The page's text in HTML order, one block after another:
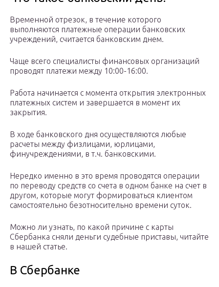
Временной отрезок, в течение которого
выполняются платежные операции банковских
учреждений, считается банковским днем.
Чаще всего специалисты финансовых организаций
проводят платежи между 10:00-16:00.
Работа начинается с момента открытия электронных
платежных систем и завершается в момент их
закрытия.
В ходе банковского дня осуществляются любые
расчеты между физлицами, юрлицами,
финучреждениями, в т.ч. банковскими.
Нередко именно в это время проводятся операции
по переводу средств со счета в одном банке на счет в
другом, которые могут формироваться клиентом
самостоятельно безотносительно времени суток.
Можно ли узнать, по какой причине с карты
Сбербанка сняли деньги судебные приставы, читайте
в нашей статье.
В Сбербанке